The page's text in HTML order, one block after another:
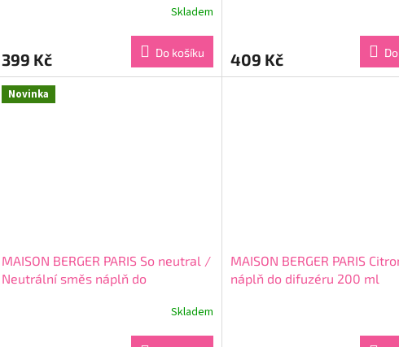
je
4,1
5
Skladem
399 Kč Do košíku
je
5,0
409 Kč
Novinka
MAISON BERGER PARIS So neutral /
Neutrální směs náplň do
Skladem
MAISON BERGER PARIS
náplň do difuzéru 200 ml